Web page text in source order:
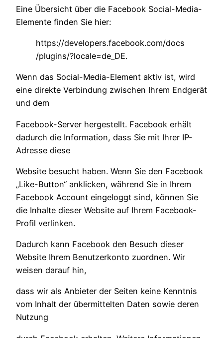
Eine Übersicht über die Facebook Social-Media-
Elemente finden Sie hier:
https://developers.facebook.com/docs
/plugins/?locale=de_DE.
Wenn das Social-Media-Element aktiv ist, wird
eine direkte Verbindung zwischen Ihrem Endgerät
und dem
Facebook-Server hergestellt. Facebook erhält
dadurch die Information, dass Sie mit Ihrer IP-
Adresse diese
Website besucht haben. Wenn Sie den Facebook
„Like-Button“ anklicken, während Sie in Ihrem
Facebook Account eingeloggt sind, können Sie
die Inhalte dieser Website auf Ihrem Facebook-
Profil verlinken.
Dadurch kann Facebook den Besuch dieser
Website Ihrem Benutzerkonto zuordnen. Wir
weisen darauf hin,
dass wir als Anbieter der Seiten keine Kenntnis
vom Inhalt der übermittelten Daten sowie deren
Nutzung